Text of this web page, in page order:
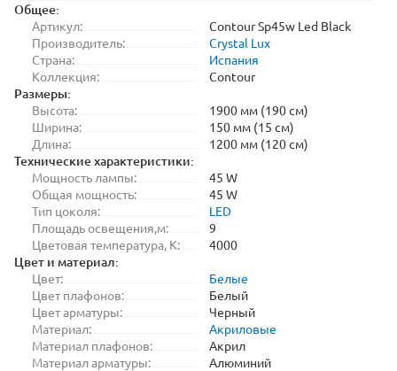
Общее:
Артикул:
Contour Sp45w Led Black
Производитель:
Crystal Lux
Страна:
Испания
Коллекция:
Contour
Размеры:
Высота:
1900 мм (190 см)
Ширина:
150 мм (15 см)
Длина:
1200 мм (120 см)
Технические характеристики:
Мощность лампы:
45 W
Общая мощность:
45 W
Тип цоколя:
LED
Площадь освещения,м:
9
Цветовая температура, K:
4000
Цвет и материал:
Цвет:
Белые
Цвет плафонов:
Белый
Цвет арматуры:
Черный
Материал:
Акриловые
Материал плафонов:
Акрил
Материал арматуры:
Алюминий